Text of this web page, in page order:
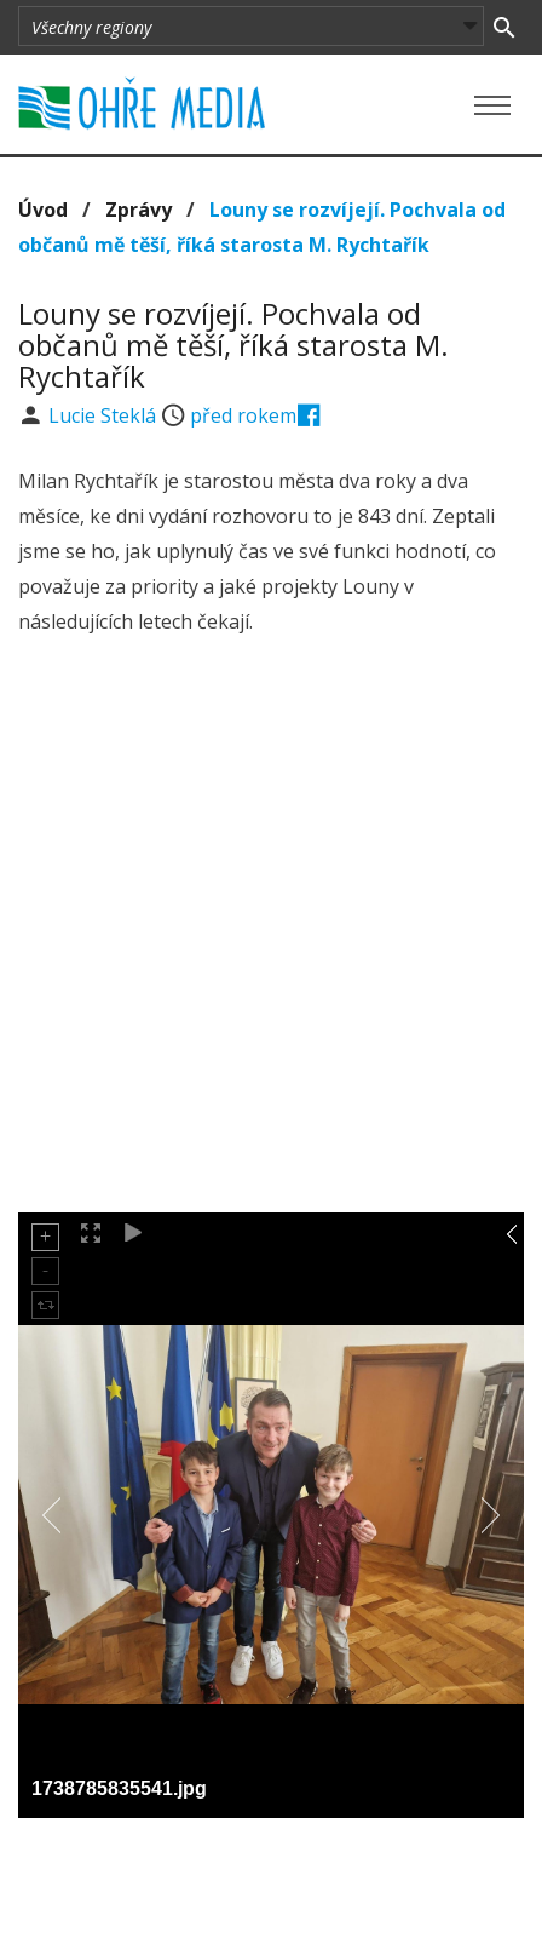
Úvod / Zprávy/ Louny se rozvíjejí. Pochvala od
občanů mě těší, říká starosta M. Rychtařík
Louny se rozvíjejí. Pochvala od
občanů mě těší, říká starosta M.
Rychtařík
Lucie Steklá před rokem
Milan Rychtařík je starostou města dva roky a dva
měsíce, ke dni vydání rozhovoru to je 843 dní. Zeptali
jsme se ho, jak uplynulý čas ve své funkci hodnotí, co
považuje za priority a jaké projekty Louny v
následujících letech čekají.
1738785835541.jpg